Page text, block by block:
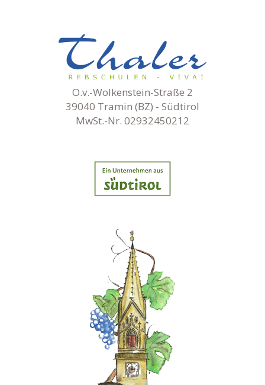
O.v.-Wolkenstein-Straße 2
39040 Tramin (BZ) - Südtirol
MwSt.-Nr. 02932450212